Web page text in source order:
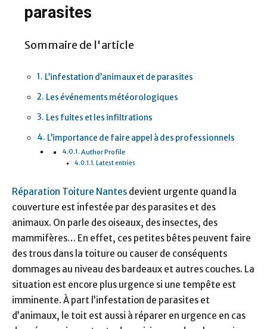
parasites
Sommaire de l'article
L’infestation d’animaux et de parasites
Les événements météorologiques
Les fuites et les infiltrations
L’importance de faire appel à des professionnels
Author Profile
Latest entries
Réparation Toiture Nantes devient urgente quand la
couverture est infestée par des parasites et des
animaux. On parle des oiseaux, des insectes, des
mammifères… En effet, ces petites bêtes peuvent faire
des trous dans la toiture ou causer de conséquents
dommages au niveau des bardeaux et autres couches. La
situation est encore plus urgence si une tempête est
imminente. À part l’infestation de parasites et
d’animaux, le toit est aussi à réparer en urgence en cas